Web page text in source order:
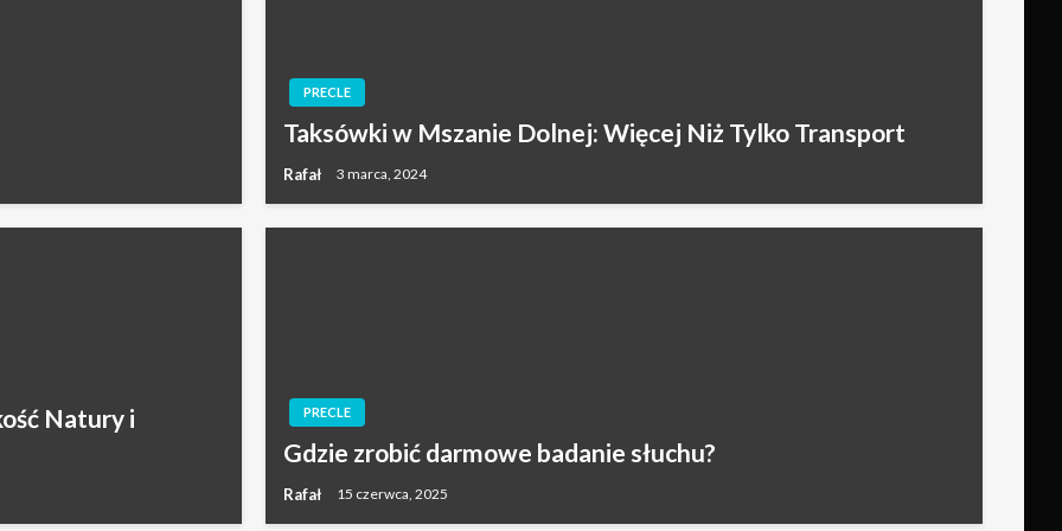
PRECLE
Taksówki w Mszanie Dolnej: Więcej Niż Tylko Transport
Rafał 3 marca, 2024
Natury i
PRECLE
Gdzie zrobić darmowe badanie słuchu?
Rafał 15 czerwca, 2025